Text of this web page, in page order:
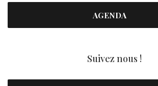
AGENDA
Suivez nous !